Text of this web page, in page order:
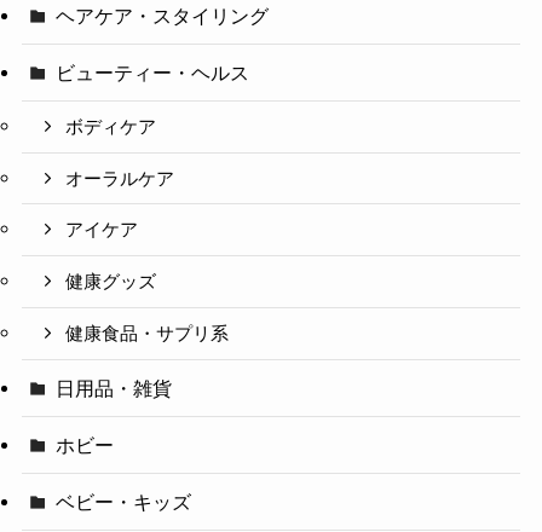
ヘアケア・スタイリング
ビューティー・ヘルス
ボディケア
オーラルケア
アイケア
健康グッズ
健康食品・サプリ系
日用品・雑貨
ホビー
ベビー・キッズ